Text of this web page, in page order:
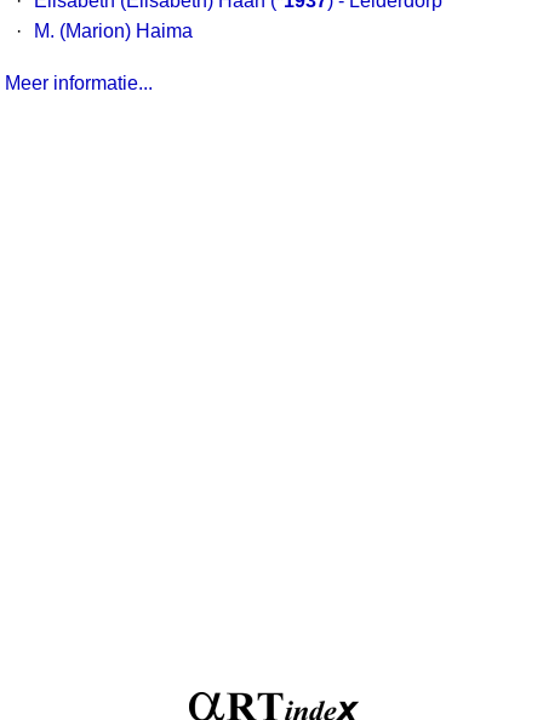
·
M. (Marion) Haima
Meer informatie...